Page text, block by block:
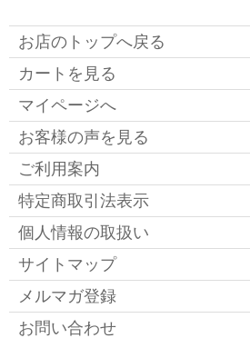
お店のトップへ戻る
カートを見る
マイページへ
お客様の声を見る
ご利用案内
特定商取引法表示
個人情報の取扱い
サイトマップ
メルマガ登録
お問い合わせ